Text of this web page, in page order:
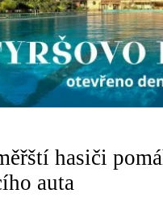
hasiči
auta